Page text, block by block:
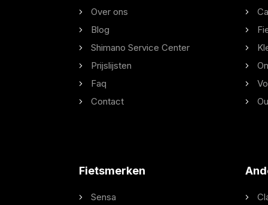
Over ons
Blog
Shimano Service Center
Prijslijsten
Faq
Contact
Fietsmerken
Sensa